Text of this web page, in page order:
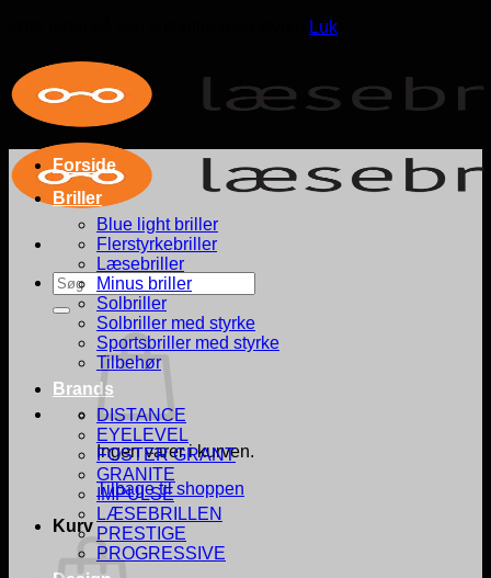
Luk
Fortsæt
til
indhold
Søg
efter:
Ingen varer i kurven.
Tilbage til shoppen
Kurv
Forside
Briller
Blue light briller
Flerstyrkebriller
Læsebriller
Minus briller
Solbriller
Solbriller med styrke
Sportsbriller med styrke
Tilbehør
Brands
DISTANCE
EYELEVEL
FOSTER GRANT
GRANITE
IMPULSE
LÆSEBRILLEN
PRESTIGE
PROGRESSIVE